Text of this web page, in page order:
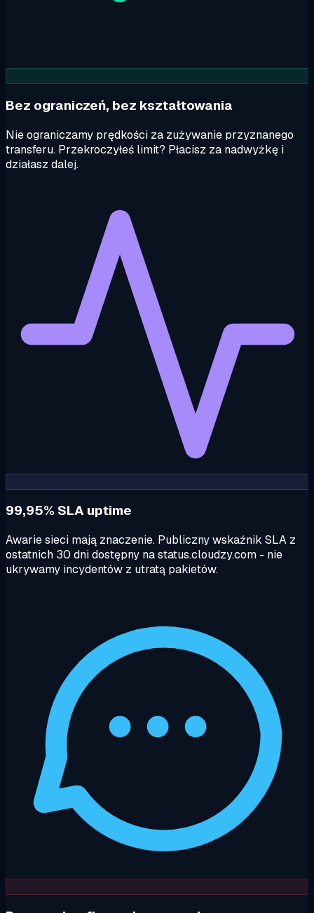
Bez ograniczeń, bez kształtowania
Nie ograniczamy prędkości za zużywanie przyznanego
transferu. Przekroczyłeś limit? Płacisz za nadwyżkę i
działasz dalej.
99,95% SLA uptime
Awarie sieci mają znaczenie. Publiczny wskaźnik SLA z
ostatnich 30 dni dostępny na status.cloudzy.com - nie
ukrywamy incydentów z utratą pakietów.